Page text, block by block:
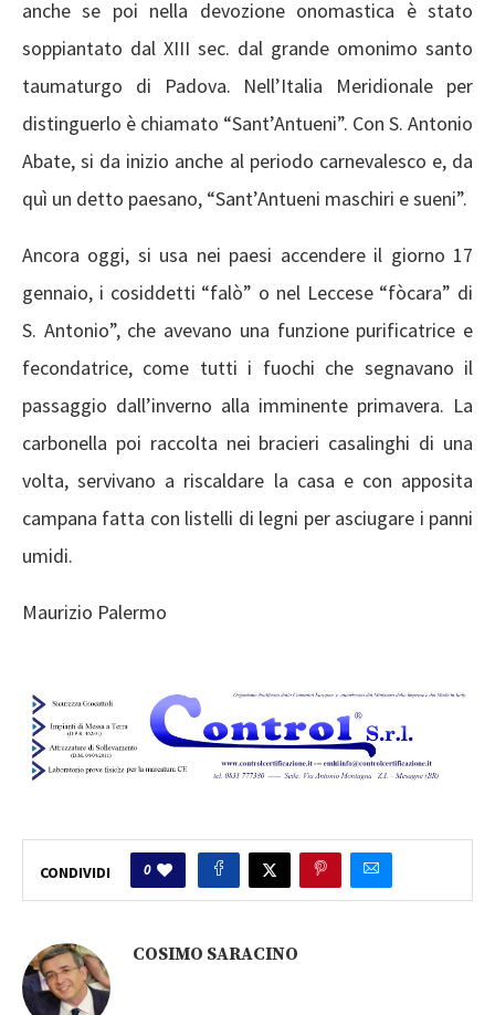
anche se poi nella devozione onomastica è stato
soppiantato dal XIII sec. dal grande omonimo santo
taumaturgo di Padova. Nell’Italia Meridionale per
distinguerlo è chiamato “Sant’Antueni”. Con S. Antonio
Abate, si da inizio anche al periodo carnevalesco e, da
quì un detto paesano, “Sant’Antueni maschiri e sueni”.
Ancora oggi, si usa nei paesi accendere il giorno 17
gennaio, i cosiddetti “falò” o nel Leccese “fòcara” di
S. Antonio”, che avevano una funzione purificatrice e
fecondatrice, come tutti i fuochi che segnavano il
passaggio dall’inverno alla imminente primavera. La
carbonella poi raccolta nei bracieri casalinghi di una
volta, servivano a riscaldare la casa e con apposita
campana fatta con listelli di legni per asciugare i panni
umidi.
Maurizio Palermo
CONDIVIDI 0
COSIMO SARACINO